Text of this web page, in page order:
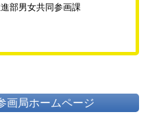
部男女共同参画課
画局ホームページ